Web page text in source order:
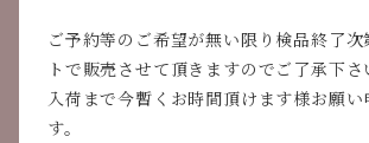
ご予約等のご希望が無い限り検品終了次
トで販売させて頂きますのでご了承下さ
入荷まで今暫くお時間頂けます様お願い
す。